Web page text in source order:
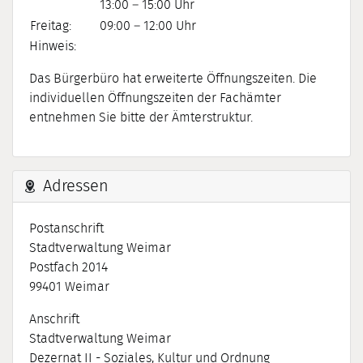
13:00 – 15:00 Uhr
Freitag:
09:00 – 12:00 Uhr
Hinweis:
Das Bürgerbüro hat erweiterte Öffnungszeiten. Die
individuellen Öffnungszeiten der Fachämter
entnehmen Sie bitte der Ämterstruktur.
Adressen
Postanschrift
Stadtverwaltung Weimar
Postfach 2014
99401 Weimar
Anschrift
Stadtverwaltung Weimar
Dezernat II - Soziales, Kultur und Ordnung